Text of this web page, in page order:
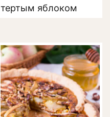
тертым яблоком